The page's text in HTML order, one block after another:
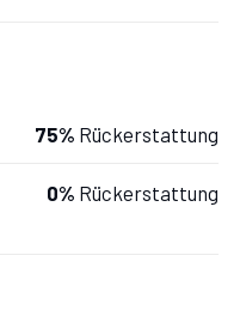
75% Rückerstattung
0% Rückerstattung